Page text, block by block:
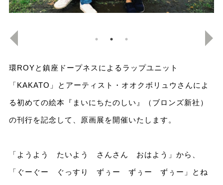
環ROYと鎮座ドープネスによるラップユニット
「KAKATO」とアーティスト・オオクボリュウさんによ
る初めての絵本『まいにちたのしい』（ブロンズ新社）
の刊行を記念して、原画展を開催いたします。
「ようよう たいよう さんさん おはよう」から、
「ぐーぐー ぐっすり ずぅー ずぅー ずぅー」とね